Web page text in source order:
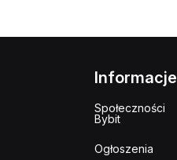
Informacje
Społeczności
Bybit
Ogłoszenia